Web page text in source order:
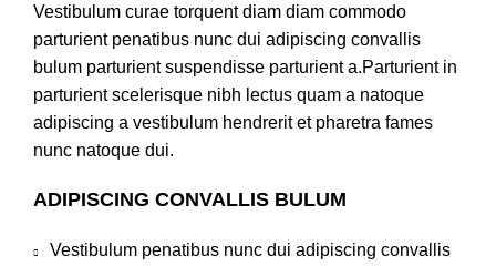
Vestibulum curae torquent diam diam commodo
parturient penatibus nunc dui adipiscing convallis
bulum parturient suspendisse parturient a.Parturient in
parturient scelerisque nibh lectus quam a natoque
adipiscing a vestibulum hendrerit et pharetra fames
nunc natoque dui.
ADIPISCING CONVALLIS BULUM
Vestibulum penatibus nunc dui adipiscing convallis